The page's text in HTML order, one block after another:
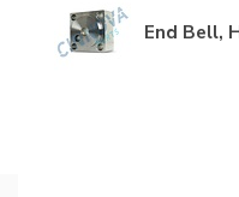
End Bell,